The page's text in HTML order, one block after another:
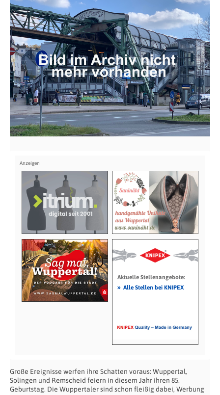
Aktuelle Stellenangebote:
» Alle Stellen bei KNIPEX
Große Ereignisse werfen ihre Schatten voraus: Wuppertal,
Solingen und Remscheid feiern in diesem Jahr ihren 85.
Geburtstag. Die Wuppertaler sind schon fleißig dabei, Werbung